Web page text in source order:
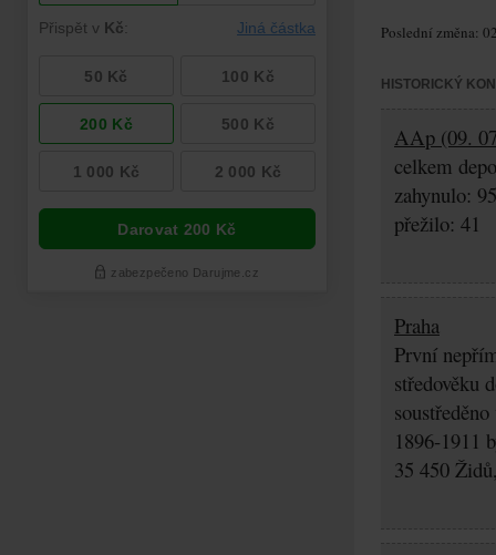
Poslední změna:
HISTORICKÝ
AAp (09.
celkem
zahynulo:
přežilo: 41
Praha
První
středověku
1896-1911
35 450